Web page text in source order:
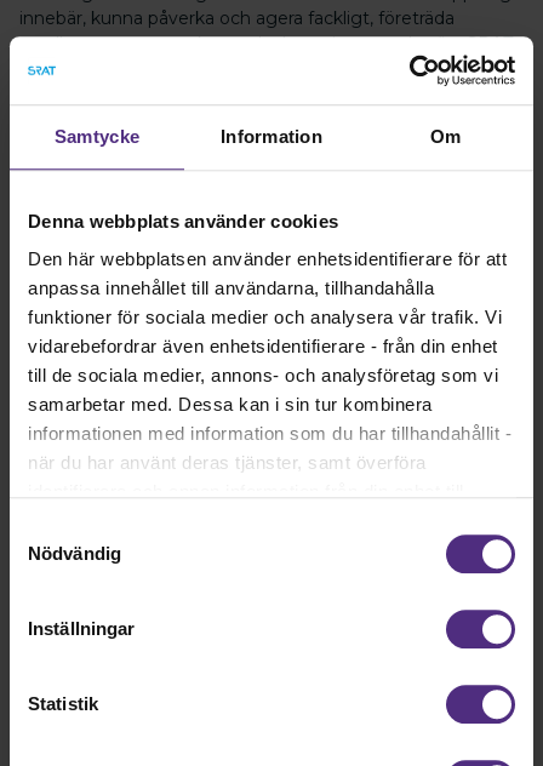
Samtycke Information Om
Denna webbplats använder cookies
Den här webbplatsen använder enhetsidentifierare för att
anpassa innehållet till användarna, tillhandahålla
funktioner för sociala medier och analysera vår trafik. Vi
vidarebefordrar även enhetsidentifierare - från din enhet
till de sociala medier, annons- och analysföretag som vi
samarbetar med. Dessa kan i sin tur kombinera
informationen med information som du har tillhandahållit -
när du har använt deras tjänster, samt överföra
Dock har vi lagt in anonymisering av IP-adress i
förhållande till Google Analytics. Du godkänner våra
cookies vid fortsatt användande av vår webbplats.
Nödvändig
Inställningar
Statistik
innebär, kunna påverka och agera fackligt, företräda
medlemmar, samverka med arbetsgivaren och göra SRAT
synligt på arbetsplatsen.
8-9 oktober
Läs mer och anmäl dig till den fackliga grundkursen
Grundkurs för dig som
skyddsombud
När: 11-12 november
Plats: Digitalt via Zoom
Om kursen
om arbetsmiljöarbetet och hur du som skyddsombud kan
bidra aktivt på din arbetsplats. Du blir rustad att ha en bra
Du får verktyg för att aktivt kunna bidra i samverkan och i
arbetsmiljökommittéer.
skyddsombud